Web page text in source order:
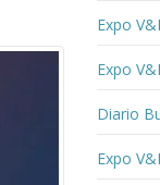
Expo
Expo
Diario
Expo